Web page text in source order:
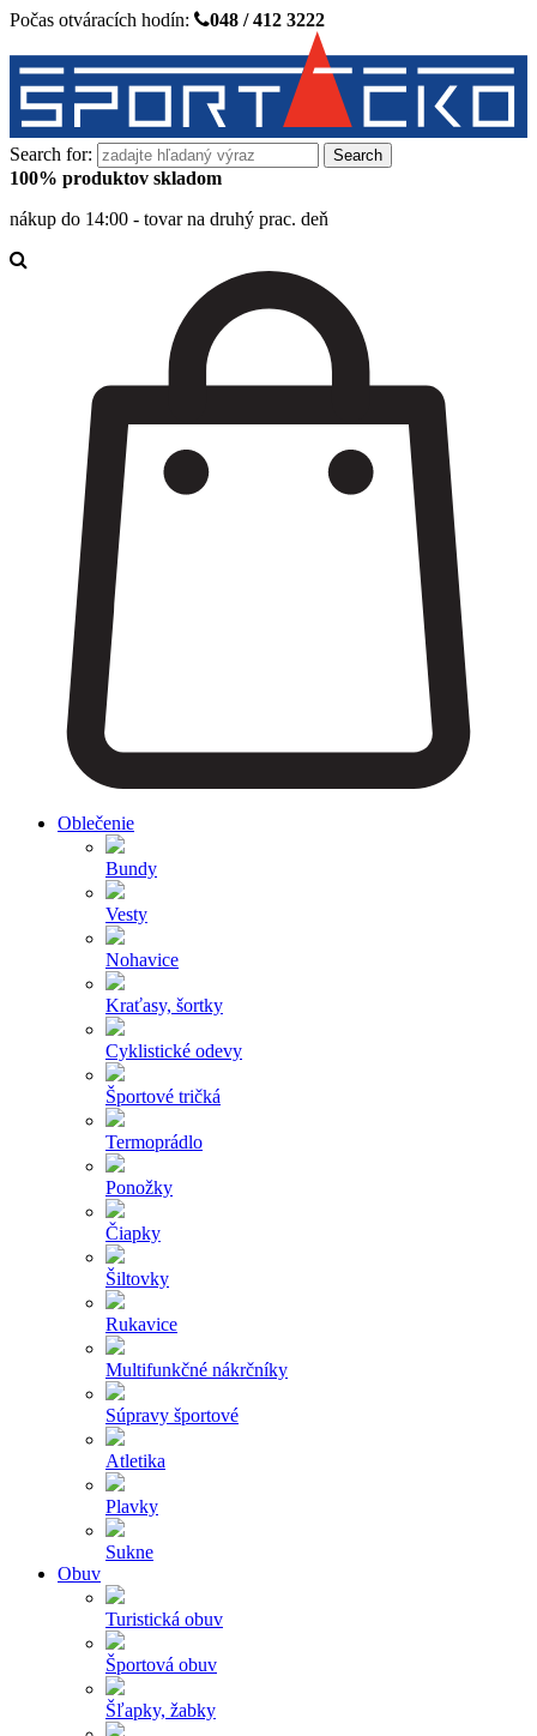
Počas otváracích hodín: 048 / 412 3222
Search for:
100% produktov skladom
nákup do 14:00 - tovar na druhý prac. deň
Oblečenie
Bundy
Vesty
Nohavice
Kraťasy, šortky
Cyklistické odevy
Športové tričká
Termoprádlo
Ponožky
Čiapky
Šiltovky
Rukavice
Multifunkčné nákrčníky
Súpravy športové
Atletika
Plavky
Sukne
Obuv
Turistická obuv
Športová obuv
Šľapky, žabky